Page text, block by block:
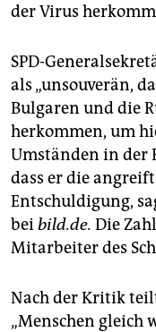
der Virus
SPD-
als „unsouverän,
Bulgaren und die
herkommen, um
Umständen in der
dass er die
Entschuldigung,
beibild.de. Die
Mitarbeiter des
Nach der Kritik
„Menschen gleich